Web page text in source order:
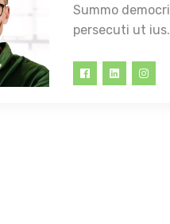
Summo
persecuti ut